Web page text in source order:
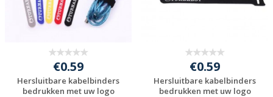
€0.59
Hersluitbare kabelbinders
bedrukken met uw logo
€0.59
Hersluitbare kabelbinders
bedrukken met uw logo